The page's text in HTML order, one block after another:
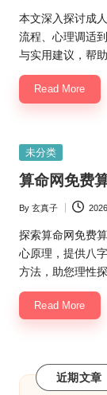
by
本文深入探讨成
流程、心理调适
与实用建议，帮
Read More
Posted
未分类
算命网免费
Posted
by
By 玄真子
探索算命网免费
心原理，提供八
方法，助您理性
Read More
近期文章